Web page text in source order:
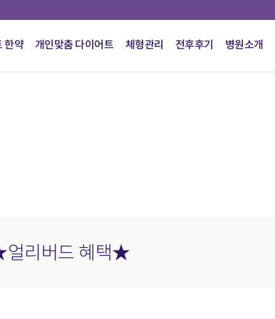
한약 개인맞춤 다이어트 체형관리 전후후기 병원소개
얼리버드 혜택★